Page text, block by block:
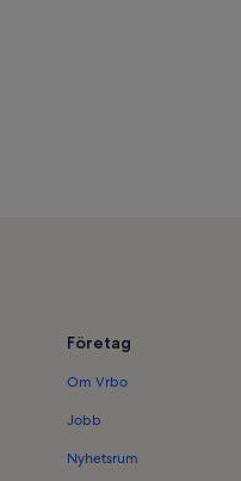
Företag
Om Vrbo
Jobb
Nyhetsrum